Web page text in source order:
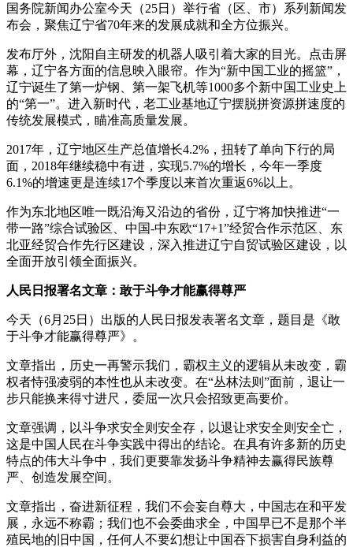
国务院新闻办公室今天（25日）举行省（区、市）系列新闻发
布会，聚焦辽宁省70年来的发展成就和全方位振兴。
发布厅外，沈阳自主研发的机器人吸引着大家的目光。点击屏
幕，辽宁各方面的信息映入眼帘。作为“新中国工业的摇篮”，
辽宁诞生了第一炉钢、第一架飞机等1000多个新中国工业史上
的“第一”。进入新时代，老工业基地辽宁摆脱拼资源拼速度的
传统发展模式，瞄准高质量发展。
2017年，辽宁地区生产总值增长4.2%，扭转了单向下行的局
面，2018年继续稳中有进，实现5.7%的增长，今年一季度
6.1%的增速更是连续17个季度以来首次重返6%以上。
作为东北地区唯一既沿海又沿边的省份，辽宁将加快推进“一
带一路”综合试验区、中国-中东欧“17+1”经贸合作示范区、东
北亚经贸合作先行区建设，深入推进辽宁自贸试验区建设，以
全面开放引领全面振兴。
人民日报署名文章：敢于斗争才能赢得尊严
今天（6月25日）出版的人民日报发表署名文章，题目是《敢
于斗争才能赢得尊严》。
文章指出，历史一再警示我们，霸权主义的逻辑从未改变，霸
权者恃强凌弱的本性也从未改变。在“丛林法则”面前，退让一
步只能换来得寸进尺，委屈一次只会招致更高要价。
文章强调，以斗争求安全则安全存，以退让求安全则安全亡，
这是中国人民在斗争实践中得出的结论。在具有许多新的历史
特点的伟大斗争中，我们更要靠发扬斗争精神去赢得民族尊
严、创造发展空间。
文章指出，奋进新征程，我们不会妄自尊大，中国志在和平发
展，永远不称霸；我们也不会委曲求全，中国早已不是那个半
殖民地的旧中国，任何人不要幻想让中国吞下损害自身利益的